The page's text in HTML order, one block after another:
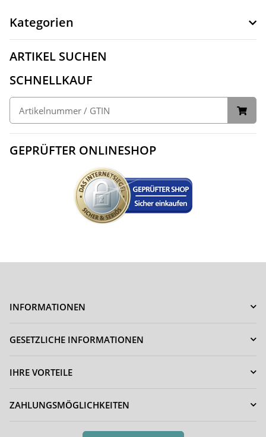
Kategorien
ARTIKEL SUCHEN
SCHNELLKAUF
GEPRÜFTER ONLINESHOP
INFORMATIONEN
GESETZLICHE INFORMATIONEN
IHRE VORTEILE
ZAHLUNGSMÖGLICHKEITEN